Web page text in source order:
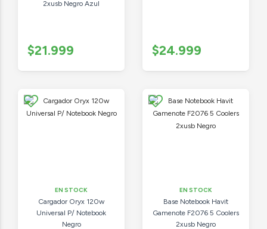
2xusb Negro Azul
$21.999 $24.999
EN STOCK
Cargador Oryx 120w
Universal P/ Notebook
Negro
EN STOCK
Base Notebook Havit
Gamenote F2076 5 Coolers
2xusb Negro